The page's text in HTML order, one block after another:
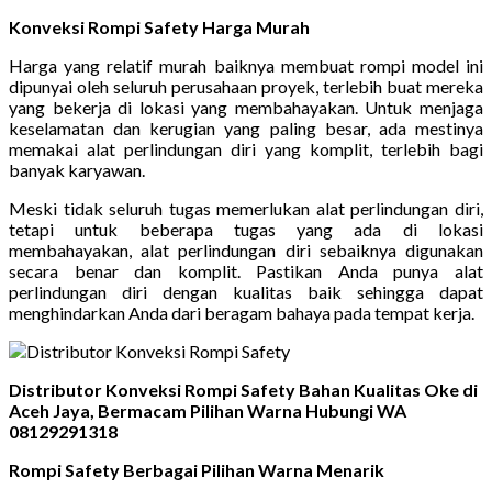
Konveksi Rompi Safety Harga Murah
Harga yang relatif murah baiknya membuat rompi model ini
dipunyai oleh seluruh perusahaan proyek, terlebih buat mereka
yang bekerja di lokasi yang membahayakan. Untuk menjaga
keselamatan dan kerugian yang paling besar, ada mestinya
memakai alat perlindungan diri yang komplit, terlebih bagi
banyak karyawan.
Meski tidak seluruh tugas memerlukan alat perlindungan diri,
tetapi untuk beberapa tugas yang ada di lokasi
membahayakan, alat perlindungan diri sebaiknya digunakan
secara benar dan komplit. Pastikan Anda punya alat
perlindungan diri dengan kualitas baik sehingga dapat
menghindarkan Anda dari beragam bahaya pada tempat kerja.
Distributor Konveksi Rompi Safety Bahan Kualitas Oke di
Aceh Jaya, Bermacam Pilihan Warna Hubungi WA
08129291318
Rompi Safety Berbagai Pilihan Warna Menarik